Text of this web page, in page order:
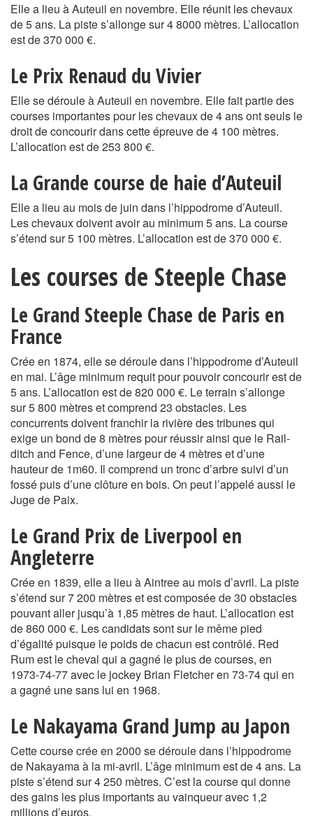
Elle a lieu à Auteuil en novembre. Elle réunit les chevaux
de 5 ans. La piste s’allonge sur 4 8000 mètres. L’allocation
est de 370 000 €.
Le Prix Renaud du Vivier
Elle se déroule à Auteuil en novembre. Elle fait partie des
courses importantes pour les chevaux de 4 ans ont seuls le
droit de concourir dans cette épreuve de 4 100 mètres.
L’allocation est de 253 800 €.
La Grande course de haie d’Auteuil
Elle a lieu au mois de juin dans l’hippodrome d’Auteuil.
Les chevaux doivent avoir au minimum 5 ans. La course
s’étend sur 5 100 mètres. L’allocation est de 370 000 €.
Les courses de Steeple Chase
Le Grand Steeple Chase de Paris en
France
Crée en 1874, elle se déroule dans l’hippodrome d’Auteuil
en mai. L’âge minimum requit pour pouvoir concourir est de
5 ans. L’allocation est de 820 000 €. Le terrain s’allonge
sur 5 800 mètres et comprend 23 obstacles. Les
concurrents doivent franchir la rivière des tribunes qui
exige un bond de 8 mètres pour réussir ainsi que le Rail-
ditch and Fence, d’une largeur de 4 mètres et d’une
hauteur de 1m60. Il comprend un tronc d’arbre suivi d’un
fossé puis d’une clôture en bois. On peut l’appelé aussi le
Juge de Paix.
Le Grand Prix de Liverpool en
Angleterre
Crée en 1839, elle a lieu à Aintree au mois d’avril. La piste
s’étend sur 7 200 mètres et est composée de 30 obstacles
pouvant aller jusqu’à 1,85 mètres de haut. L’allocation est
de 860 000 €. Les candidats sont sur le même pied
d’égalité puisque le poids de chacun est contrôlé. Red
Rum est le cheval qui a gagné le plus de courses, en
1973-74-77 avec le jockey Brian Fletcher en 73-74 qui en
a gagné une sans lui en 1968.
Le Nakayama Grand Jump au Japon
Cette course crée en 2000 se déroule dans l’hippodrome
de Nakayama à la mi-avril. L’âge minimum est de 4 ans. La
piste s’étend sur 4 250 mètres. C’est la course qui donne
des gains les plus importants au vainqueur avec 1,2
millions d’euros.